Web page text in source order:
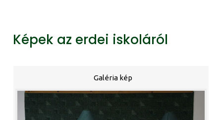
Képek az erdei iskoláról
Galéria kép